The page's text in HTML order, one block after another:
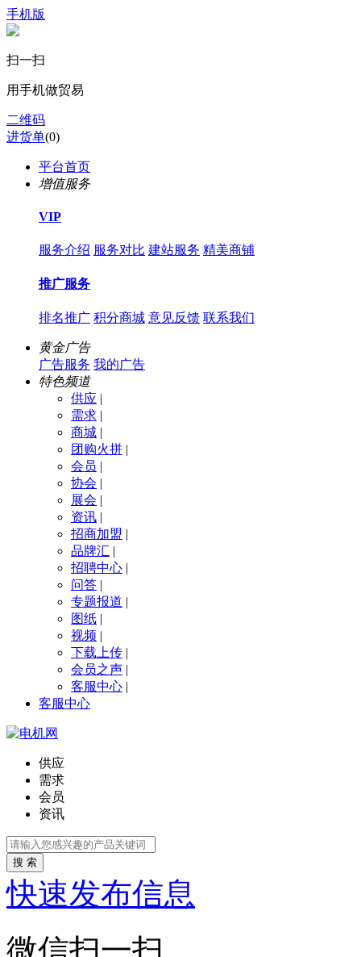
手机版
扫一扫
用手机做贸易
二维码
进货单(0)
平台首页
增值服务
VIP
服务介绍 服务对比 建站服务 精美商铺
推广服务
排名推广 积分商城 意见反馈 联系我们
黄金广告
广告服务 我的广告
特色频道
供应 |
需求 |
商城 |
团购火拼 |
会员 |
协会 |
展会 |
资讯 |
招商加盟 |
品牌汇 |
招聘中心 |
问答 |
专题报道 |
图纸 |
视频 |
下载上传 |
会员之声 |
客服中心 |
客服中心
供应
需求
会员
资讯
搜 索
快速发布信息